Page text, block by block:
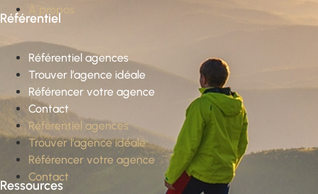
À propos
Référentiel
Référentiel agences
Trouver l’agence idéale
Référencer votre agence
Contact
Référentiel agences
Trouver l’agence idéale
Référencer votre agence
Contact
Ressources